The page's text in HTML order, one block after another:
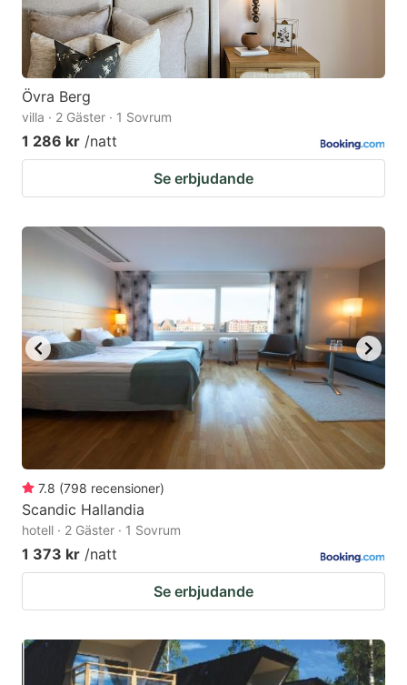
Övra Berg
villa · 2 Gäster · 1 Sovrum
1 286 kr /natt
Se erbjudande
7.8 (798 recensioner)
Scandic Hallandia
hotell · 2 Gäster · 1 Sovrum
1 373 kr /natt
Se erbjudande